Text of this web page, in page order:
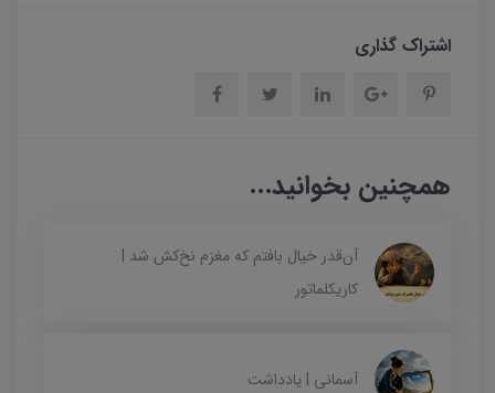
اشتراک گذاری
همچنین بخوانید...
آن‌قدر خیال بافتم که مغزم نخ‌کش شد |
کاریکلماتور
آسمانی | یادداشت